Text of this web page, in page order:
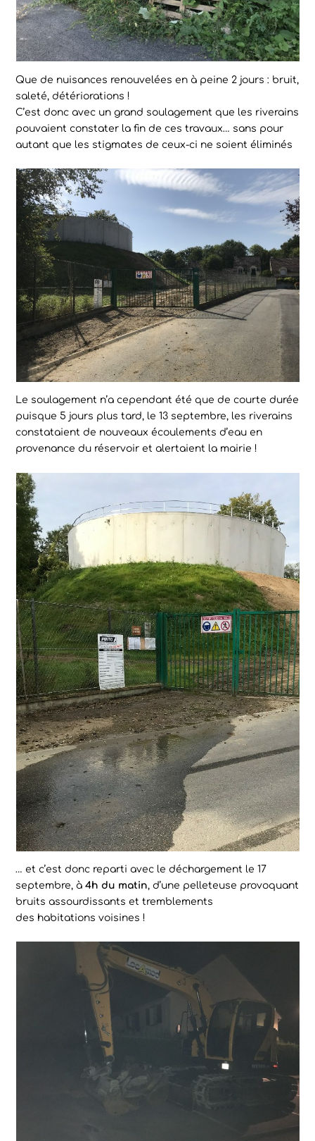
Que de nuisances renouvelées en à peine 2 jours : bruit,
saleté, détériorations !
C’est donc avec un grand soulagement que les riverains
pouvaient constater la fin de ces travaux… sans pour
autant que les stigmates de ceux-ci ne soient éliminés
Le soulagement n’a cependant été que de courte durée
puisque 5 jours plus tard, le 13 septembre, les riverains
constataient de nouveaux écoulements d’eau en
provenance du réservoir et alertaient la mairie !
… et c’est donc reparti avec le déchargement le 17
septembre, à4h du matin, d’une pelleteuse provoquant
bruits assourdissants et tremblements
des habitations voisines !